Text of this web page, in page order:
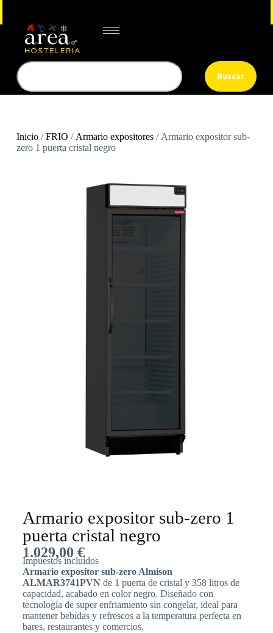
Buscar
Inicio/FRIO / Armario expositores/ Armario expositor sub-
zero 1 puerta cristal negro
Armario expositor sub-zero 1
puerta cristal negro
1.029,00 €
Impuestos incluídos
Armario expositor sub-zero Almison
ALMAR3741PVNde 1 puerta de cristal y 358 litros de
capacidad, acabado en color negro. Diseñado con
tecnología de super enfriamiento sin congelar, ideal para
mantener bebidas y refrescos a la temperatura perfecta en
bares, restaurantes y comercios.